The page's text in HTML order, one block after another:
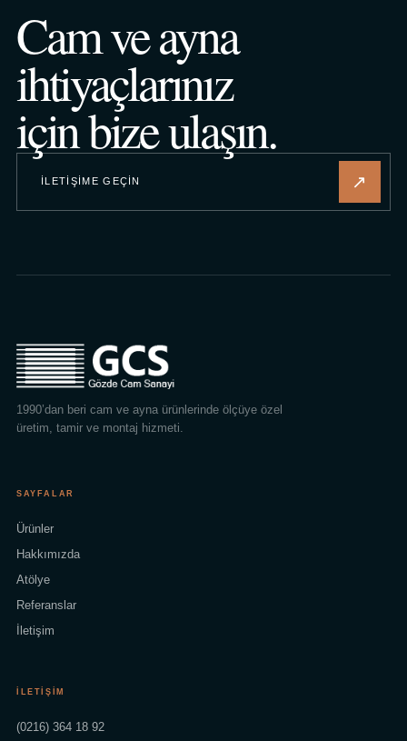
Cam ve ayna
ihtiyaçlarınız
için bize ulaşın.
İLETIŞIME GEÇIN ↗
1990’dan beri cam ve ayna ürünlerinde ölçüye özel
üretim, tamir ve montaj hizmeti.
SAYFALAR
Ürünler
Hakkımızda
Atölye
Referanslar
İletişim
İLETIŞIM
(0216) 364 18 92